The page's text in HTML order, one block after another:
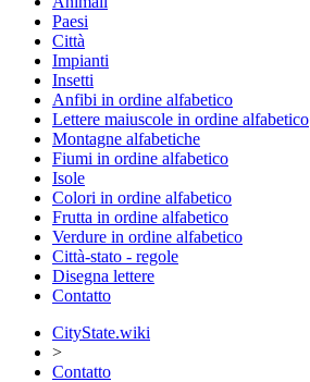
Paesi
Città
Impianti
Insetti
Anfibi in ordine alfabetico
Lettere maiuscole in ordine alfabetico
Montagne alfabetiche
Fiumi in ordine alfabetico
Isole
Colori in ordine alfabetico
Frutta in ordine alfabetico
Verdure in ordine alfabetico
Città-stato - regole
Disegna lettere
Contatto
CityState.wiki
>
Contatto